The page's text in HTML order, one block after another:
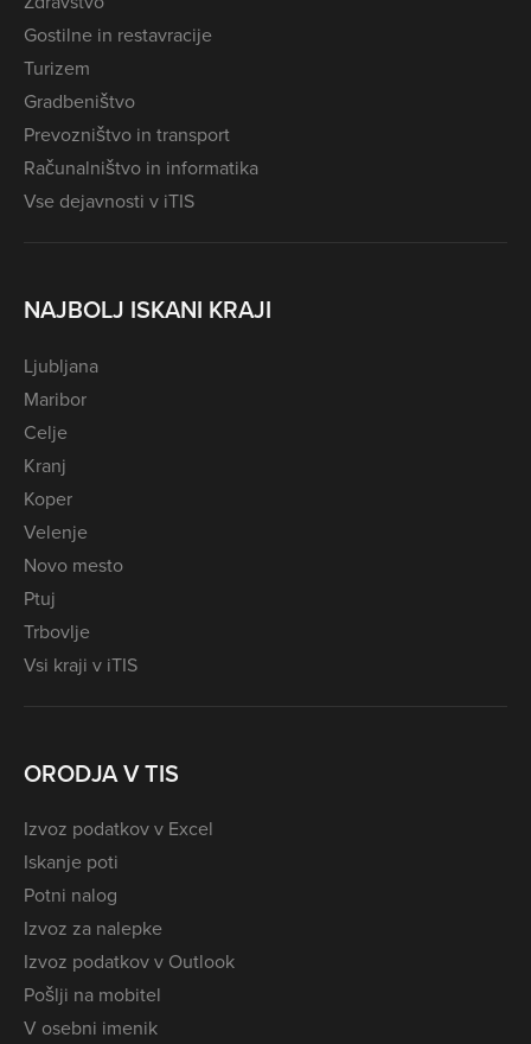
Gostilne in restavracije
Turizem
Gradbeništvo
Prevozništvo in transport
Računalništvo in informatika
Vse dejavnosti v iTIS
NAJBOLJ ISKANI KRAJI
Ljubljana
Maribor
Celje
Kranj
Koper
Velenje
Novo mesto
Ptuj
Trbovlje
Vsi kraji v iTIS
ORODJA V TIS
Izvoz podatkov v Excel
Iskanje poti
Potni nalog
Izvoz za nalepke
Izvoz podatkov v Outlook
Pošlji na mobitel
V osebni imenik